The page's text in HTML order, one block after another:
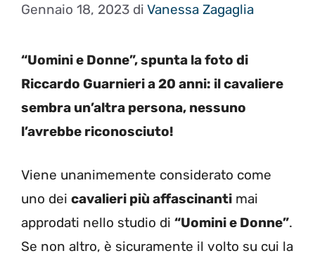
Gennaio 18, 2023 di Vanessa Zagaglia
“Uomini e Donne”, spunta la foto di
Riccardo Guarnieri a 20 anni: il cavaliere
sembra un’altra persona, nessuno
l’avrebbe riconosciuto!
Viene unanimemente considerato come
uno dei cavalieri più affascinanti mai
approdati nello studio di “Uomini e Donne”.
Se non altro, è sicuramente il volto su cui la